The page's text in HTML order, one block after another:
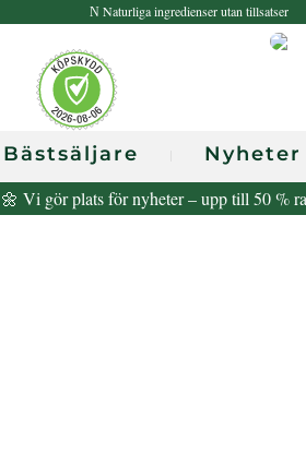
NNaturliga ingredienser utan tillsatser
Bästsäljare Nyheter
🌼 Vi gör plats för nyheter – upp till 50 %